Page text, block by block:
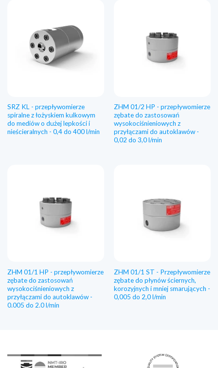
SRZ KL - przepływomierze
spiralne z łożyskiem kulkowym
do mediów o dużej lepkości i
nieścieralnych - 0,4 do 400 l/min
ZHM 01/2 HP - przepływomierze
zębate do zastosowań
wysokociśnieniowych z
przyłączami do autoklawów -
0,02 do 3,0 l/min
ZHM 01/1 HP - przepływomierze
zębate do zastosowań
wysokociśnieniowych z
przyłączami do autoklawów -
0.005 do 2.0 l/min
ZHM 01/1 ST - Przepływomierze
zębate do płynów ściernych,
korozyjnych i mniej smarujących -
0,005 do 2,0 l/min